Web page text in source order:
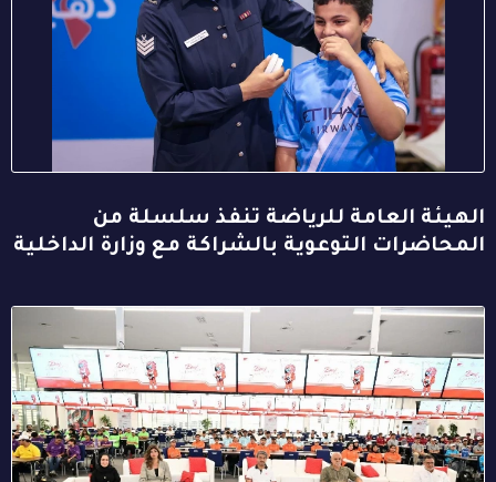
الهيئة العامة للرياضة تنفذ سلسلة من
المحاضرات التوعوية بالشراكة مع وزارة الداخلية